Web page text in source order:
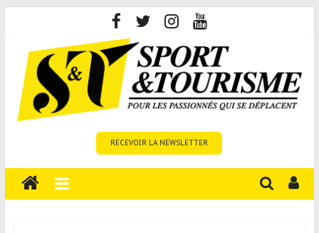
content
Tourisme
est
RECEVOIR LA NEWSLETTER